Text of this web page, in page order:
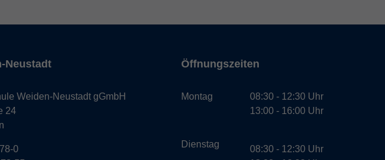
Neustadt
Weiden-Neustadt gGmbH
24
0
Öffnungszeiten
Montag
Dienstag
08:30 - 12:30 Uhr
13:00 - 16:00 Uhr
08:30 - 12:30 Uhr